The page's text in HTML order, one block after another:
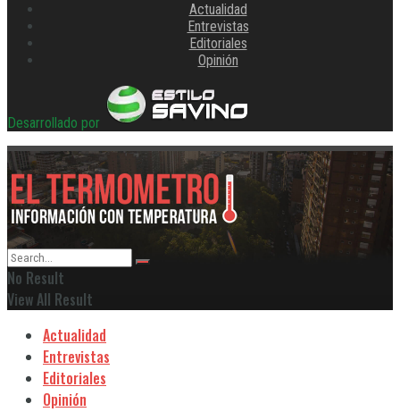
Actualidad
Entrevistas
Editoriales
Opinión
Desarrollado por
No Result
View All Result
Actualidad
Entrevistas
Editoriales
Opinión